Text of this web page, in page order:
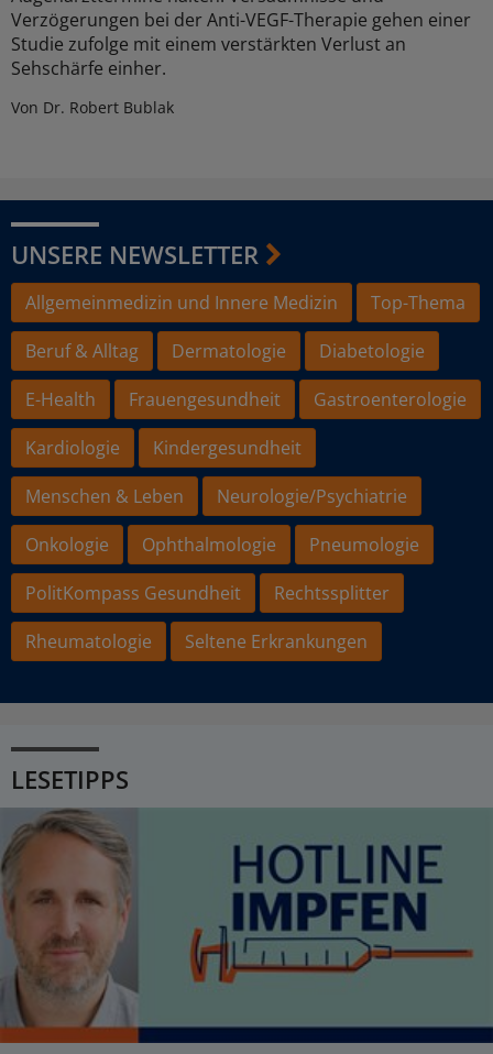
Verzögerungen bei der Anti-VEGF-Therapie gehen einer
Studie zufolge mit einem verstärkten Verlust an
Sehschärfe einher.
Von Dr. Robert Bublak
UNSERE NEWSLETTER
Allgemeinmedizin und Innere Medizin
Top-Thema
Beruf & Alltag
Dermatologie
Diabetologie
E-Health
Frauengesundheit
Gastroenterologie
Kardiologie
Kindergesundheit
Menschen & Leben
Neurologie/Psychiatrie
Onkologie
Ophthalmologie
Pneumologie
PolitKompass Gesundheit
Rechtssplitter
Rheumatologie
Seltene Erkrankungen
LESETIPPS